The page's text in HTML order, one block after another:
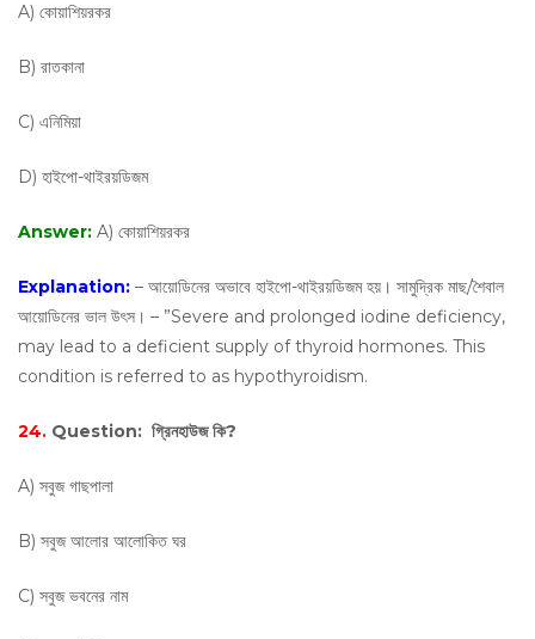
A) কোয়াশিয়রকর
B) রাতকানা
C) এনিমিয়া
D) হাইপো-থাইরয়ডিজম
Answer: A) কোয়াশিয়রকর
Explanation: – আয়োডিনের অভাবে হাইপো-থাইরয়ডিজম হয়। সামুদ্রিক মাছ/শৈবাল
আয়োডিনের ভাল উৎস। – ”Severe and prolonged iodine deficiency,
may lead to a deficient supply of thyroid hormones. This
condition is referred to as hypothyroidism.
24. Question: গ্রিনহাউজ কি?
A) সবুজ গাছপালা
B) সবুজ আলোর আলোকিত ঘর
C) সবুজ ভবনের নাম